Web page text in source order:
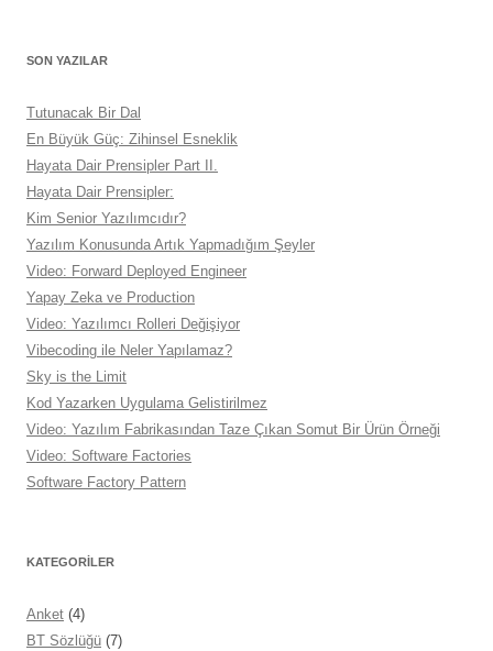
SON YAZILAR
Tutunacak Bir Dal
En Büyük Güç: Zihinsel Esneklik
Hayata Dair Prensipler Part II.
Hayata Dair Prensipler:
Kim Senior Yazılımcıdır?
Yazılım Konusunda Artık Yapmadığım Şeyler
Video: Forward Deployed Engineer
Yapay Zeka ve Production
Video: Yazılımcı Rolleri Değişiyor
Vibecoding ile Neler Yapılamaz?
Sky is the Limit
Kod Yazarken Uygulama Gelistirilmez
Video: Yazılım Fabrikasından Taze Çıkan Somut Bir Ürün Örneği
Video: Software Factories
Software Factory Pattern
KATEGORILER
Anket (4)
BT Sözlüğü (7)